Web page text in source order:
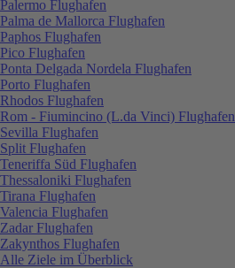
Palermo Flughafen
Palma de Mallorca Flughafen
Paphos Flughafen
Pico Flughafen
Ponta Delgada Nordela Flughafen
Porto Flughafen
Rhodos Flughafen
Rom - Fiumincino (L.da Vinci) Flughafen
Sevilla Flughafen
Split Flughafen
Teneriffa Süd Flughafen
Thessaloniki Flughafen
Tirana Flughafen
Valencia Flughafen
Zadar Flughafen
Zakynthos Flughafen
Alle Ziele im Überblick